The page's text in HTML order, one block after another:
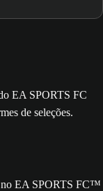
no EA SPORTS FC™